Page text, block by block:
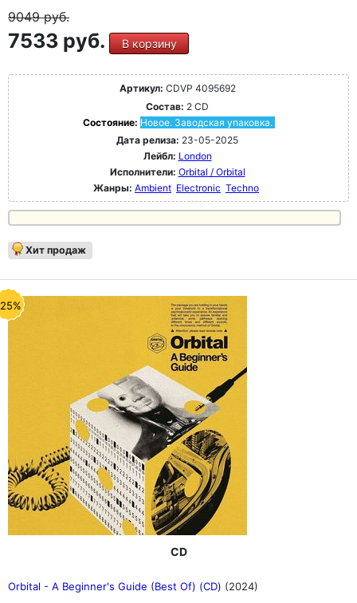
9049руб.
7533 руб. В корзину
Артикул: CDVP 4095692
Состав: 2 CD
Состояние: Новое. Заводская упаковка.
Дата релиза: 23-05-2025
Лейбл: London
Исполнители: Orbital / Orbital
Жанры: Ambient Electronic Techno
Хит продаж
CD
Orbital - A Beginner's Guide (Best Of) (CD) (2024)